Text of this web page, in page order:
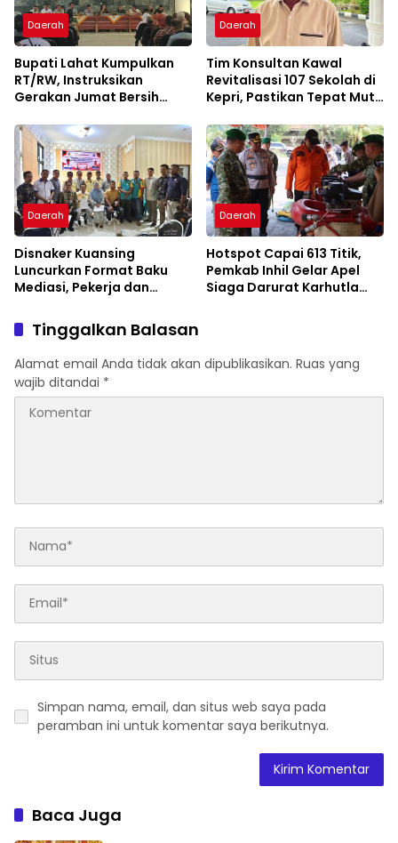
Daerah
Bupati Lahat Kumpulkan
RT/RW, Instruksikan
Gerakan Jumat Bersih
Daerah
Tim Konsultan Kawal
Revitalisasi 107 Sekolah di
Kepri, Pastikan Tepat Mutu
Daerah
Disnaker Kuansing
Luncurkan Format Baku
Mediasi, Pekerja dan
Kepastian Layanan
Daerah
Hotspot Capai 613 Titik,
Pemkab Inhil Gelar Apel
Siaga Darurat Karhutla
Tinggalkan Balasan
Alamat email Anda tidak akan dipublikasikan. Ruas yang
wajib ditandai *
Simpan nama, email, dan situs web saya pada
peramban ini untuk komentar saya berikutnya.
Baca Juga